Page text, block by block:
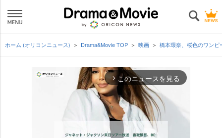
ホーム (オリコンニュース) Drama&Movie TOP 映画 橋本環奈、桜色のワン
arrow_forward_ios このニュースを見る